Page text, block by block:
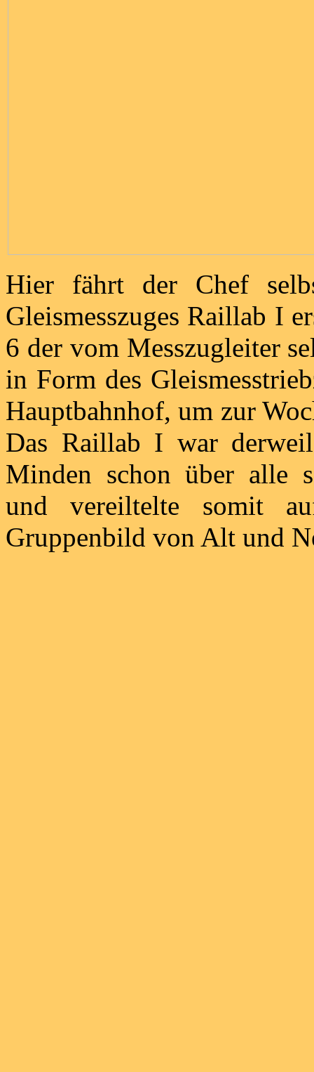
Hier fährt der Chef
Gleismesszuges Raillab I
6 der vom Messzugleiter
in Form des
Hauptbahnhof, um zur
Das Raillab I war
Minden schon über alle
und vereiltelte somit
Gruppenbild von Alt und